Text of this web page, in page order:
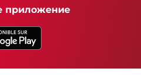
приложение